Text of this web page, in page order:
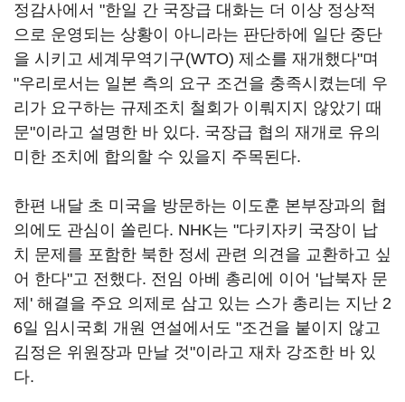
정감사에서 "한일 간 국장급 대화는 더 이상 정상적
으로 운영되는 상황이 아니라는 판단하에 일단 중단
을 시키고 세계무역기구(WTO) 제소를 재개했다"며
"우리로서는 일본 측의 요구 조건을 충족시켰는데 우
리가 요구하는 규제조치 철회가 이뤄지지 않았기 때
문"이라고 설명한 바 있다. 국장급 협의 재개로 유의
미한 조치에 합의할 수 있을지 주목된다.
한편 내달 초 미국을 방문하는 이도훈 본부장과의 협
의에도 관심이 쏠린다. NHK는 "다키자키 국장이 납
치 문제를 포함한 북한 정세 관련 의견을 교환하고 싶
어 한다"고 전했다. 전임 아베 총리에 이어 '납북자 문
제' 해결을 주요 의제로 삼고 있는 스가 총리는 지난 2
6일 임시국회 개원 연설에서도 "조건을 붙이지 않고
김정은 위원장과 만날 것"이라고 재차 강조한 바 있
다.